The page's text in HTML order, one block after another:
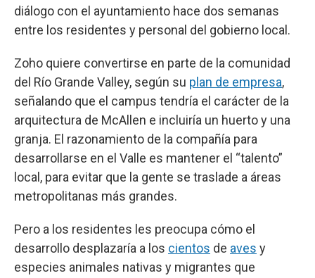
diálogo con el ayuntamiento hace dos semanas
entre los residentes y personal del gobierno local.
Zoho quiere convertirse en parte de la comunidad
del Río Grande Valley, según su plan de empresa,
señalando que el campus tendría el carácter de la
arquitectura de McAllen e incluiría un huerto y una
granja. El razonamiento de la compañía para
desarrollarse en el Valle es mantener el “talento”
local, para evitar que la gente se traslade a áreas
metropolitanas más grandes.
Pero a los residentes les preocupa cómo el
desarrollo desplazaría a los cientos de aves y
especies animales nativas y migrantes que